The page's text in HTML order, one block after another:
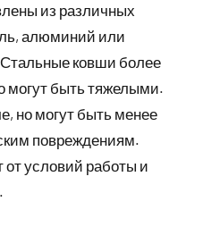
из различных
алюминий или
ковши более
могут быть тяжелыми.
но могут быть менее
повреждениям.
условий работы и